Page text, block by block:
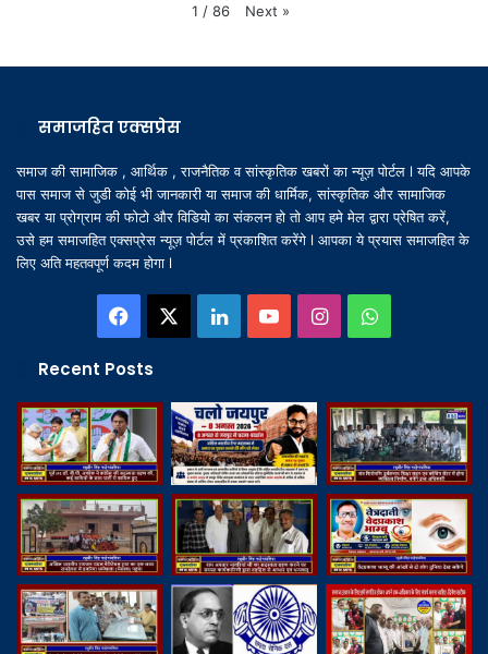
1 / 86 Next »
समाजहित एक्सप्रेस
समाज की सामाजिक , आर्थिक , राजनैतिक व सांस्कृतिक खबरों का न्यूज़ पोर्टल l यदि आपके
पास समाज से जुडी कोई भी जानकारी या समाज की धार्मिक, सांस्कृतिक और सामाजिक
खबर या प्रोग्राम की फोटो और विडियो का संकलन हो तो आप हमे मेल द्वारा प्रेषित करें,
उसे हम समाजहित एक्सप्रेस न्यूज़ पोर्टल में प्रकाशित करेंगे l आपका ये प्रयास समाजहित के
लिए अति महतवपूर्ण कदम होगा l
Facebook LinkedInYouTubeInstagramWhatsApp
Recent Posts